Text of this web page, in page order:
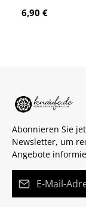
Regulärer Preis:
6,90 €
Abonnieren Sie
Newsletter, um
Angebote